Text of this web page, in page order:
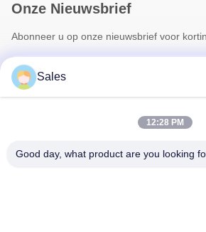
Onze Nieuwsbrief
Abonneer u op onze nieuwsbrief voor
Sales
12:28 PM
Good day, what product are you looking